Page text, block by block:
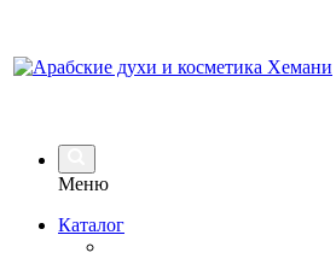
Меню
Каталог